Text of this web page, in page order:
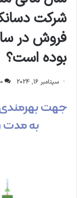
شرکت
فروش در
بوده است؟
سپتامبر 16, 2024 0